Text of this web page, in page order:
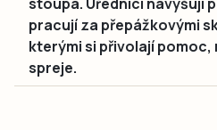
pracují za přepážkovými
kterými si přivolají pomoc,
spreje.